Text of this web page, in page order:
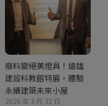
廢料變絕美燈具！遠雄
建設科教館特展，體驗
永續建築未來小屋
2026 年 3 月 31 日